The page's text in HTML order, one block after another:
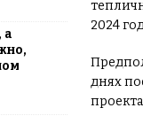
2024
днях
а